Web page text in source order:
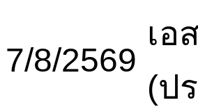
7/8/2569
เอ
(ป